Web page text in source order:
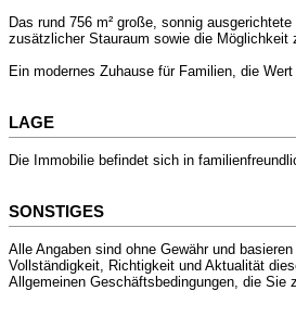
Das rund 756 m² große, sonnig
zusätzlicher Stauraum sowie die Möglichkeit
Ein modernes Zuhause für Familien, die
LAGE
Die Immobilie befindet sich in
SONSTIGES
Alle Angaben sind ohne Gewähr und
Vollständigkeit, Richtigkeit und Aktualität
Allgemeinen Geschäftsbedingungen, die Sie